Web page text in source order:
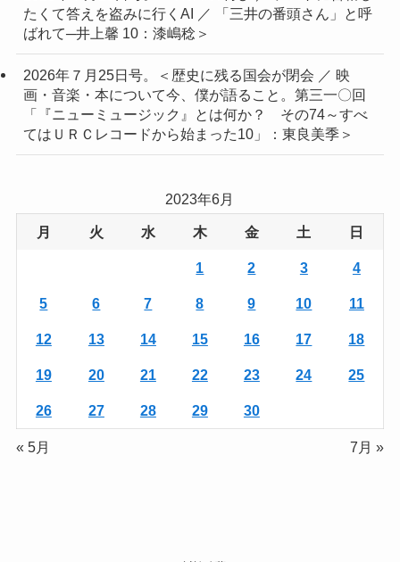
たくて答えを盗みに行くAI ／ 「三井の番頭さん」と呼
ばれて─井上馨 10：漆嶋稔＞
2026年７月25日号。＜歴史に残る国会が閉会 ／ 映
画・音楽・本について今、僕が語ること。第三一〇回
「『ニューミュージック』とは何か？ その74～すべ
てはＵＲＣレコードから始まった10」：東良美季＞
2023年6月
月 火 水 木 金 土 日
1 2 3 4
5 6 7 8 9 10 11
12 13 14 15 16 17 18
19 20 21 22 23 24 25
26 27 28 29 30
« 5月 7月 »